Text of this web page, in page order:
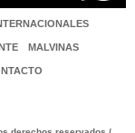
MALVINAS